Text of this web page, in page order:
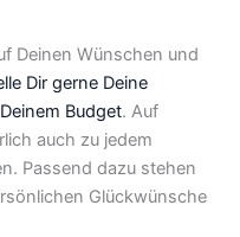
Deinen Wünschen und
Dir gerne Deine
Budget. Auf
auch zu jedem
Passend dazu stehen
Glückwünsche